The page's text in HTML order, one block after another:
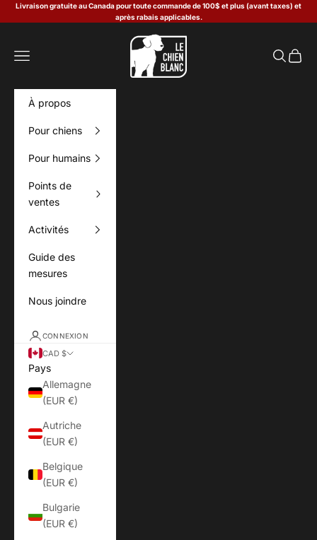
Passer au contenu
Livraison gratuite au Canada pour toute commande de 100$ et plus (avant taxes) et
après rabais applicables.
Le Chien Blanc
Menu Panier
À propos
Pour chiens
Pour humains
Points de
ventes
Activités
Guide des
mesures
Nous joindre
CONNEXION
CAD $
Pays
Allemagne
(EUR €)
Autriche
(EUR €)
Belgique
(EUR €)
Bulgarie
(EUR €)